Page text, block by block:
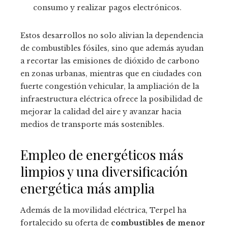
consumo y realizar pagos electrónicos.
Estos desarrollos no solo alivian la dependencia
de combustibles fósiles, sino que además ayudan
a recortar las emisiones de dióxido de carbono
en zonas urbanas, mientras que en ciudades con
fuerte congestión vehicular, la ampliación de la
infraestructura eléctrica ofrece la posibilidad de
mejorar la calidad del aire y avanzar hacia
medios de transporte más sostenibles.
Empleo de energéticos más
limpios y una diversificación
energética más amplia
Además de la movilidad eléctrica, Terpel ha
fortalecido su oferta de combustibles de menor